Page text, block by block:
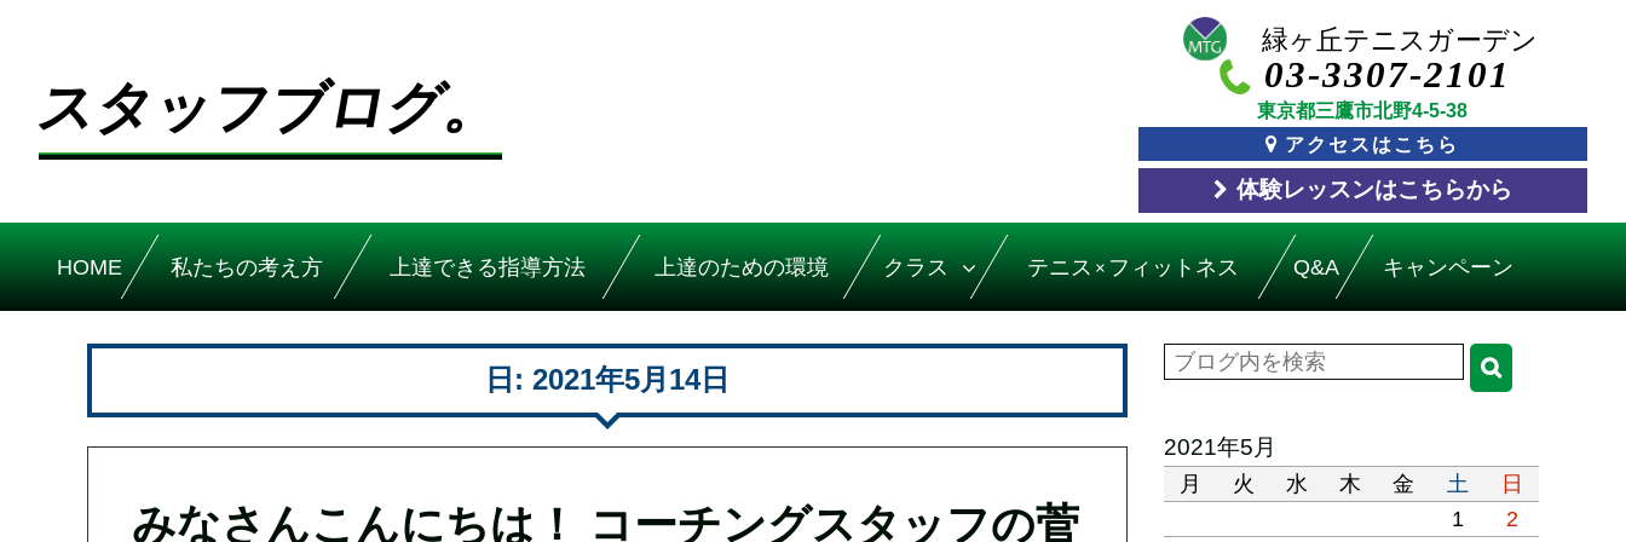
スタッフブログ。
03-3307-2101
東京都三鷹市北野4-5-38
アクセスはこちら
体験レッスンはこちらから
HOME 私たちの考え方 上達できる指導方法 上達のための環境 クラス テニス × フィットネス Q&A キャンペーン
日: 2021年5月14日
みなさんこんにちは！ コーチングスタッフの菅
2021年5月
月 火 水 木 金 土
日
1
2